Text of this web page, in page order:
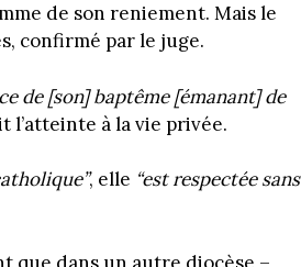
de son reniement. Mais le
confirmé par le juge.
de [son] baptême [émanant] de
l’atteinte à la vie privée.
, elle “est respectée sans